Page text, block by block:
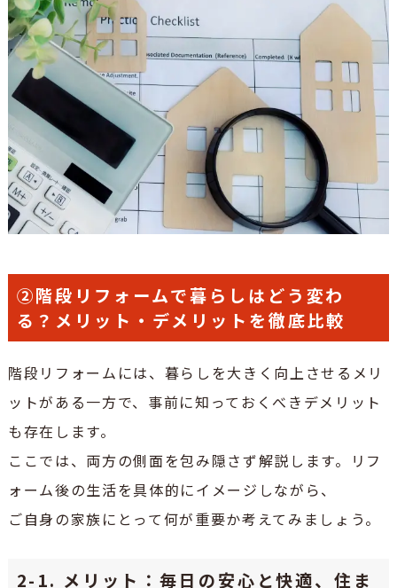
②階段リフォームで暮らしはどう変わ
る？メリット・デメリットを徹底比較
階段リフォームには、暮らしを大きく向上させるメリ
ットがある一方で、事前に知っておくべきデメリット
も存在します。
ここでは、両方の側面を包み隠さず解説します。リフ
ォーム後の生活を具体的にイメージしながら、
ご自身の家族にとって何が重要か考えてみましょう。
2-1. メリット：毎日の安心と快適、住ま